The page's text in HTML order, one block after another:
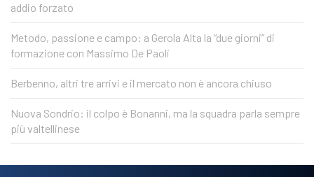
addio forzato
Metodo, passione e campo: a Gerola Alta la “due giorni” di
formazione con Massimo De Paoli
Berbenno, altri tre arrivi e il mercato non è ancora chiuso
Nuova Sondrio: il colpo è Bonanni, ma la squadra parla sempre
più valtellinese